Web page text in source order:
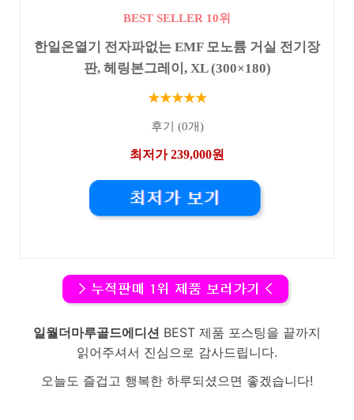
BEST SELLER 10위
한일온열기 전자파없는 EMF 모노륨 거실 전기장
판, 헤링본그레이, XL (300×180)
★★★★★
후기 (0개)
최저가 239,000원
일월더마루골드에디션 BEST 제품 포스팅을 끝까지
읽어주셔서 진심으로 감사드립니다.
오늘도 즐겁고 행복한 하루되셨으면 좋겠습니다!